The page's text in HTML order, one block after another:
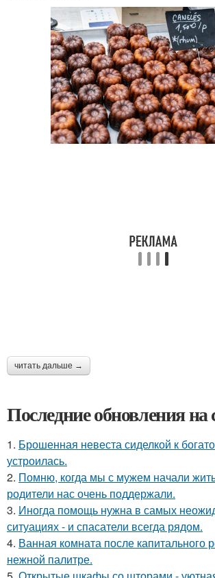
читать дальше →
Последние обновления на
1. Брошенная невеста сиделкой к
устроилась.
2. Помню, когда мы с мужем начали
родители нас очень поддержали.
3. Иногда помощь нужна в самых
ситуациях - и спасатели всегда рядом.
4. Ванная комната после капитального
нежной палитре.